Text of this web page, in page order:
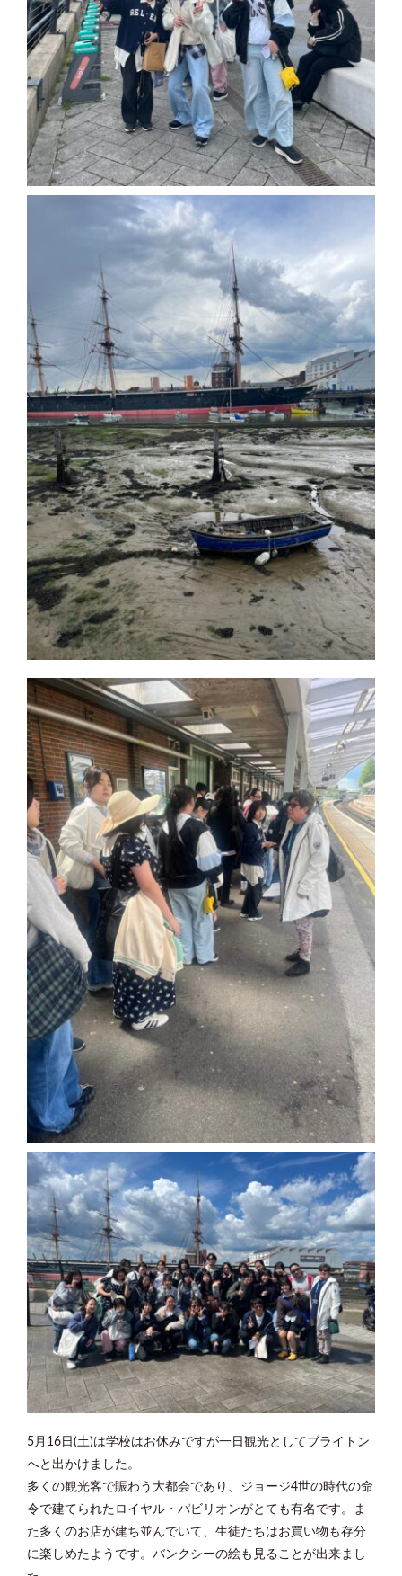
5月16日(土)は学校はお休みですが一日観光としてブライトン
へと出かけました。
多くの観光客で賑わう大都会であり、ジョージ4世の時代の命
令で建てられたロイヤル・パビリオンがとても有名です。ま
た多くのお店が建ち並んでいて、生徒たちはお買い物も存分
に楽しめたようです。バンクシーの絵も見ることが出来まし